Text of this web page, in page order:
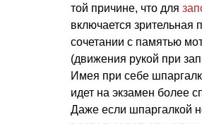
той причине, что для
включается зрительная
сочетании с памятью
(движения рукой при
Имея при себе
идет на экзамен более
Даже если шпаргалкой